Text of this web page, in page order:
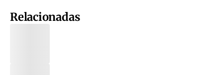
Relacionadas